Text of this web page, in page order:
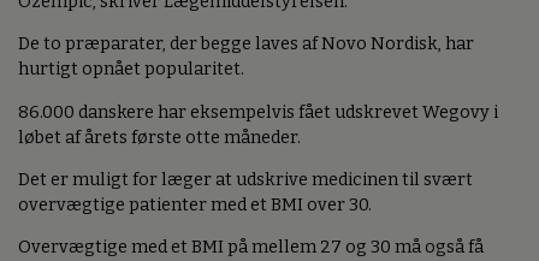
De to præparater, der begge laves af Novo Nordisk, har
hurtigt opnået popularitet.
86.000 danskere har eksempelvis fået udskrevet Wegovy i
løbet af årets første otte måneder.
Det er muligt for læger at udskrive medicinen til svært
overvægtige patienter med et BMI over 30.
Overvægtige med et BMI på mellem 27 og 30 må også få